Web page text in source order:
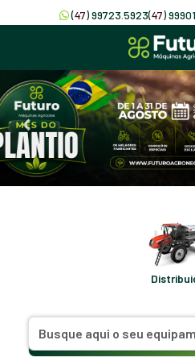
(47) 99723.5923(47)